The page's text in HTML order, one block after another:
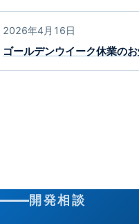
2026年4月16日
ゴールデンウイーク休業の
開発相談